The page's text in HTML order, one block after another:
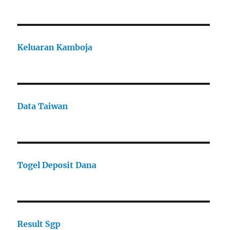
Keluaran Kamboja
Data Taiwan
Togel Deposit Dana
Result Sgp